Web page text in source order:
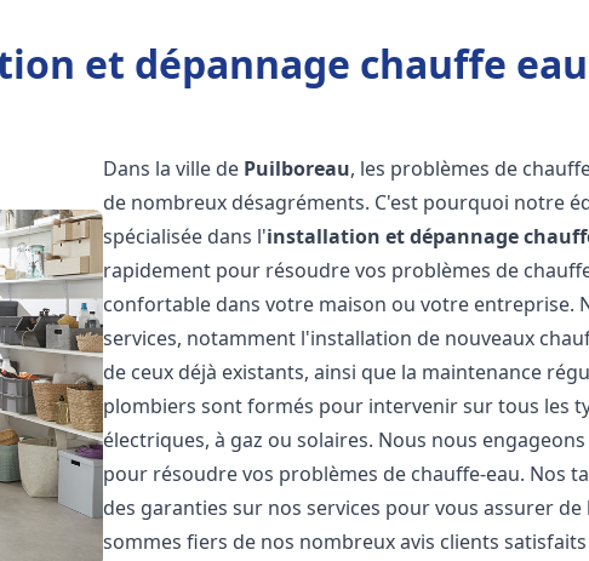
et dépannage chauffe
Dans la ville de Puilboreau, les problèmes de
de nombreux désagréments. C'est pourquoi notre
spécialisée dans l'installation et dépannage
rapidement pour résoudre vos problèmes de
confortable dans votre maison ou votre entreprise.
services, notamment l'installation de nouveaux
de ceux déjà existants, ainsi que la maintenance
plombiers sont formés pour intervenir sur tous les
électriques, à gaz ou solaires. Nous nous
pour résoudre vos problèmes de chauffe-eau. Nos
des garanties sur nos services pour vous assurer
sommes fiers de nos nombreux avis clients